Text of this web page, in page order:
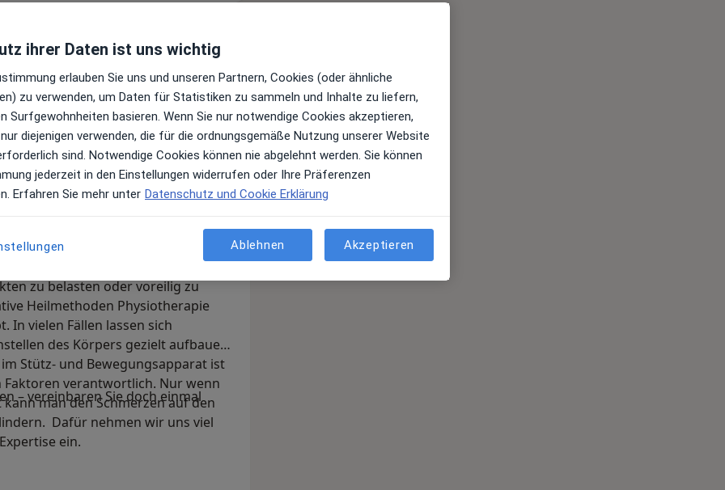
Orthopädie Rheumatologie
„Rückenzentrum an der
Behandlungen ohne
habe ich in der Therapie von
Rheuma. Herzlich willkommen
zu beseitigen. Ich halte
zu belasten oder voreilig zu
Heilmethoden Physiotherapie
In vielen Fällen lassen sich
des Körpers gezielt aufbauen.
Stütz- und Bewegungsapparat ist
verantwortlich. Nur wenn
man den Schmerzen auf den
Dafür nehmen wir uns viel
ein.
– vereinbaren Sie doch einmal
ihrer Daten ist uns wichtig
erlauben Sie uns und unseren Partnern, Cookies (oder ähnliche
zu verwenden, um Daten für Statistiken zu sammeln und Inhalte zu liefern,
Surfgewohnheiten basieren. Wenn Sie nur notwendige Cookies akzeptieren,
diejenigen verwenden, die für die ordnungsgemäße Nutzung unserer Website
sind. Notwendige Cookies können nie abgelehnt werden. Sie können
jederzeit in den Einstellungen widerrufen oder Ihre Präferenzen
Erfahren Sie mehr unter Datenschutz und Cookie Erklärung
Ablehnen Akzeptieren